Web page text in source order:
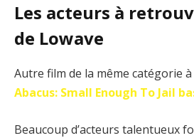
Les acteurs à
de Lowave
Autre film de la même catégorie à
Abacus: Small Enough To Jail
Beaucoup d’acteurs talentueux